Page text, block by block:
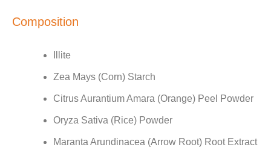
Composition
Illite
Zea Mays (Corn) Starch
Citrus Aurantium Amara (Orange) Peel Powder
Oryza Sativa (Rice) Powder
Maranta Arundinacea (Arrow Root) Root Extract